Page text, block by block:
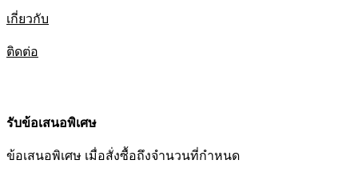
เกี่ยวกับ
ติดต่อ
รับข้อเสนอพิเศษ
ข้อเสนอพิเศษ เมื่อสั่งซื้อถึงจำนวนที่กำหนด